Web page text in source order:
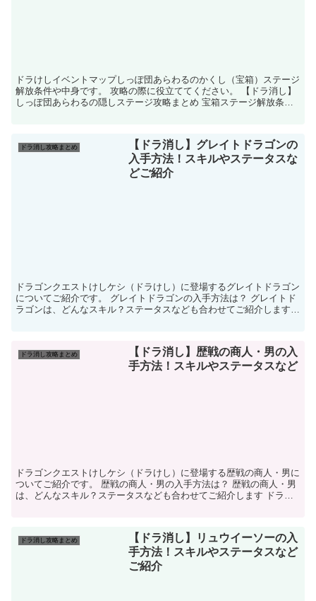
ドラけしイベントマップしっぽ団あらわるのかくし（宝箱）ステージ
解放条件や中身です。 攻略の際に役立ててください。 【ドラ消し】
しっぽ団あらわるの隠しステージ攻略まとめ 宝箱ステージ解放条件
ドラ消し攻略まとめ
【ドラ消し】グレイトドラゴンの
入手方法！スキルやステータスな
どご紹介
ドラゴンクエストけしケシ（ドラけし）に登場するグレイトドラゴン
についてご紹介です。 グレイトドラゴンの入手方法は？ グレイトド
ラゴンは、どんなスキル？ステータスなども合わせてご紹介します
ドラ消し攻略まとめ
【ドラ消し】歴戦の商人・男の入
手方法！スキルやステータスなど
ドラゴンクエストけしケシ（ドラけし）に登場する歴戦の商人・男に
ついてご紹介です。 歴戦の商人・男の入手方法は？ 歴戦の商人・男
は、どんなスキル？ステータスなども合わせてご紹介します ドラけ
ドラ消し攻略まとめ
【ドラ消し】リュウイーソーの入
手方法！スキルやステータスなど
ご紹介